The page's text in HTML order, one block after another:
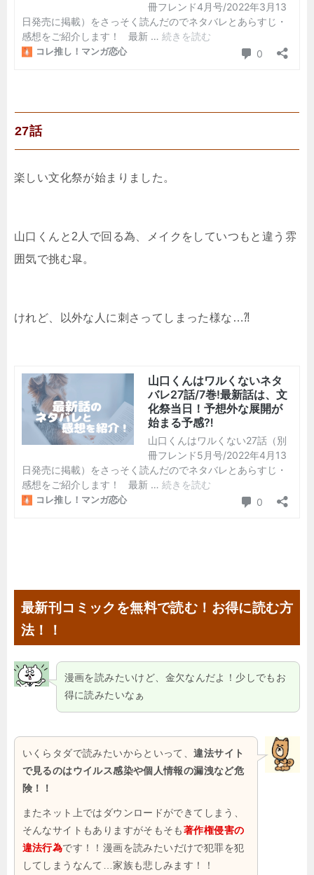
27話
楽しい文化祭が始まりました。
山口くんと2人で回る為、メイクをしていつもと違う雰
囲気で挑む皐。
けれど、以外な人に刺さってしまった様な…⁈
最新刊コミックを無料で読む！お得に読む方
法！！
漫画を読みたいけど、金欠なんだよ！少しでもお
得に読みたいなぁ
いくらタダで読みたいからといって、違法サイト
で見るのはウイルス感染や個人情報の漏洩など危
険！！
またネット上ではダウンロードができてしまう、
そんなサイトもありますがそもそも著作権侵害の
違法行為です！！漫画を読みたいだけで犯罪を犯
してしまうなんて…家族も悲しみます！！